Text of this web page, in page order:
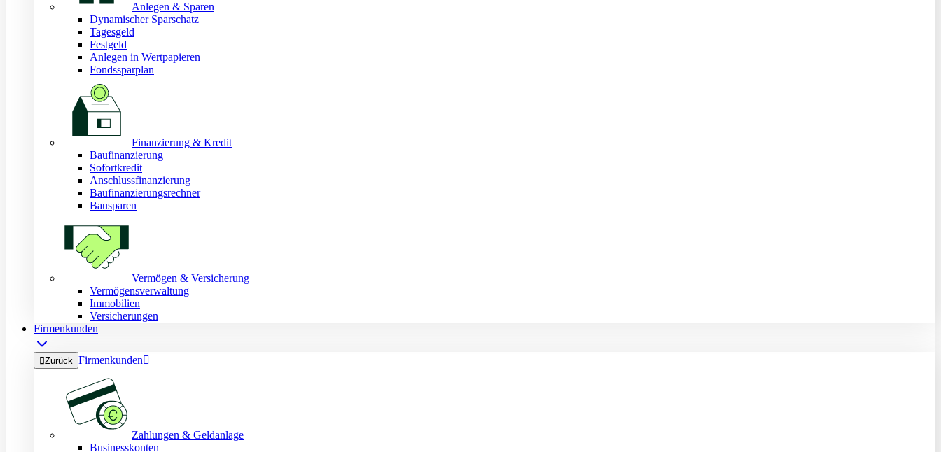
Anlegen & Sparen
Dynamischer Sparschatz
Tagesgeld
Festgeld
Anlegen in Wertpapieren
Fondssparplan
Finanzierung & Kredit
Baufinanzierung
Sofortkredit
Anschlussfinanzierung
Baufinanzierungsrechner
Bausparen
Vermögen & Versicherung
Vermögensverwaltung
Immobilien
Versicherungen
Firmenkunden
Zurück Firmenkunden
Zahlungen & Geldanlage
Businesskonten